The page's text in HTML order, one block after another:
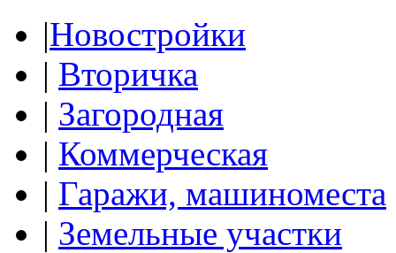
|Новостройки
| Вторичка
| Загородная
| Коммерческая
| Гаражи, машиноместа
| Земельные участки